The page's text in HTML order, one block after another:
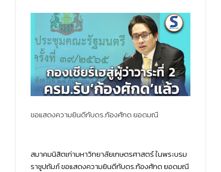
ขอแสดงความยินดีกับดร.ก้องศักด ยอดมณี
สมาคมนิสิตเก่ามหาวิทยาลัยเกษตรศาสตร์ ในพระบรม
ราชูปถัมภ์ ขอแสดงความยินดีกับดร.ก้องศักด ยอดมณี